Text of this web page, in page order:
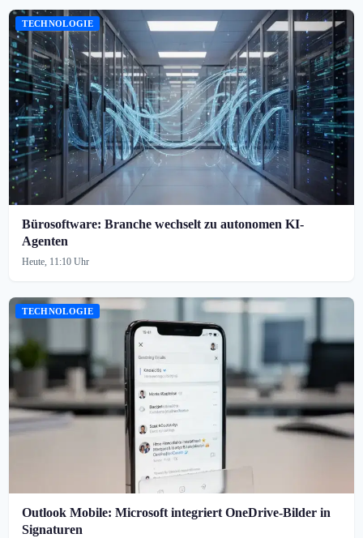
TECHNOLOGIE
Bürosoftware: Branche wechselt zu autonomen KI-
Agenten
Heute, 11:10 Uhr
TECHNOLOGIE
Outlook Mobile: Microsoft integriert OneDrive-Bilder in
Signaturen